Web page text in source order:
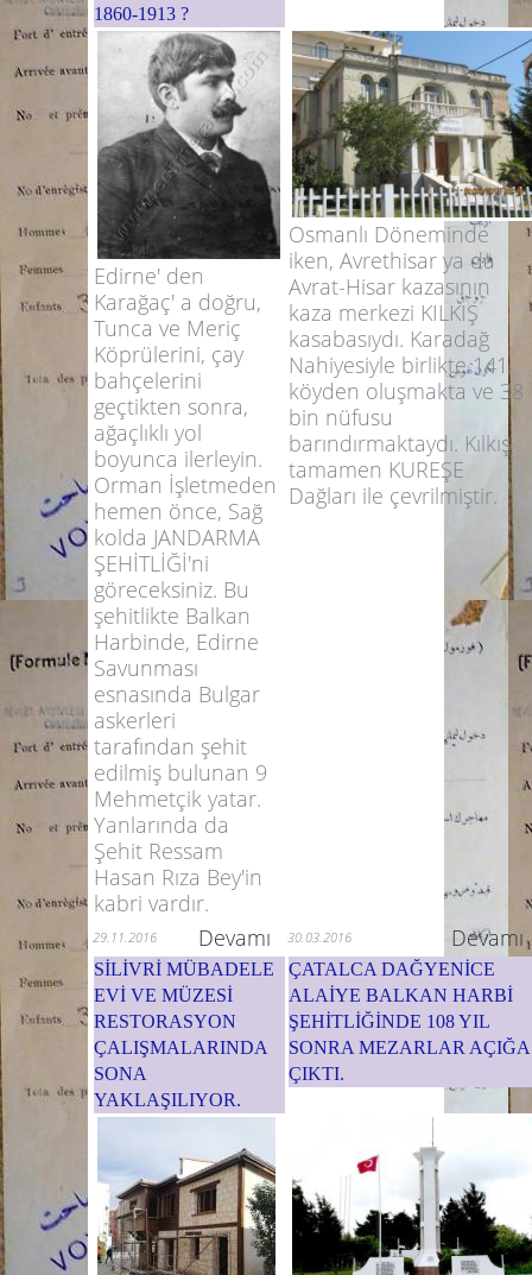
1860-1913 ?
Edirne' den
Karağaç' a doğru,
Tunca ve Meriç
Köprülerini, çay
bahçelerini
geçtikten sonra,
ağaçlıklı yol
boyunca ilerleyin.
Orman İşletmeden
hemen önce, Sağ
kolda JANDARMA
ŞEHİTLİĞİ'ni
göreceksiniz. Bu
şehitlikte Balkan
Harbinde, Edirne
Savunması
esnasında Bulgar
askerleri
tarafından şehit
edilmiş bulunan 9
Mehmetçik yatar.
Yanlarında da
Şehit Ressam
Hasan Rıza Bey'in
kabri vardır.
Osmanlı Döneminde
iken, Avrethisar ya da
Avrat-Hisar kazasının
kaza merkezi KILKIŞ
kasabasıydı. Karadağ
Nahiyesiyle birlikte 141
köyden oluşmakta ve 38
bin nüfusu
barındırmaktaydı. Kılkış
tamamen KUREŞE
Dağları ile çevrilmiştir.
29.11.2016 Devamı 30.03.2016 Devamı
SİLİVRİ MÜBADELE
EVİ VE MÜZESİ
RESTORASYON
ÇALIŞMALARINDA
SONA
YAKLAŞILIYOR.
ÇATALCA DAĞYENİCE
ALAİYE BALKAN HARBİ
ŞEHİTLİĞİNDE 108 YIL
SONRA MEZARLAR AÇIĞA
ÇIKTI.